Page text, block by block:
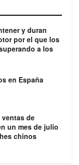
y duran
por el que los
a los
en España
ventas de
un mes de julio
chinos